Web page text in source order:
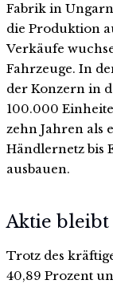
Fabrik in
die Produktion
Verkäufe
Fahrzeuge. In
der Konzern in
100.000
zehn Jahren als
Händlernetz bis
ausbauen.
Aktie
Trotz des
40,89 Prozent